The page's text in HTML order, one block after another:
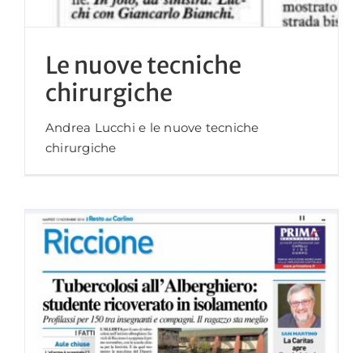
Le nuove tecniche
chirurgiche
Andrea Lucchi e le nuove tecniche
chirurgiche